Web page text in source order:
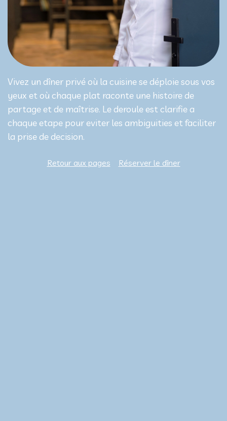
Vivez un dîner privé où la cuisine se déploie sous vos
yeux et où chaque plat raconte une histoire de
partage et de maîtrise. Le deroule est clarifie a
chaque etape pour eviter les ambiguities et faciliter
la prise de decision.
Retour aux pages Réserver le dîner